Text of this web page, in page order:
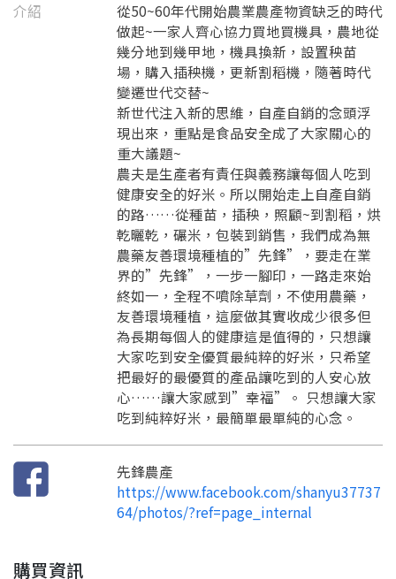
介紹
從50~60年代開始農業農產物資缺乏的時代
做起~一家人齊心協力買地買機具，農地從
幾分地到幾甲地，機具換新，設置秧苗
場，購入插秧機，更新割稻機，隨著時代
變遷世代交替~
新世代注入新的思維，自產自銷的念頭浮
現出來，重點是食品安全成了大家關心的
重大議題~
農夫是生產者有責任與義務讓每個人吃到
健康安全的好米。所以開始走上自產自銷
的路……從種苗，插秧，照顧~到割稻，烘
乾曬乾，碾米，包裝到銷售，我們成為無
農藥友善環境種植的”先鋒”，要走在業
界的”先鋒”，一步一腳印，一路走來始
終如一，全程不噴除草劑，不使用農藥，
友善環境種植，這麼做其實收成少很多但
為長期每個人的健康這是值得的，只想讓
大家吃到安全優質最純粹的好米，只希望
把最好的最優質的產品讓吃到的人安心放
心……讓大家感到”幸福”。 只想讓大家
吃到純粹好米，最簡單最單純的心念。
先鋒農產
https://www.facebook.com/shanyu37737
64/photos/?ref=page_internal
購買資訊
要註冊嗎？
嗨~這個 LINE 帳號還沒有註冊過，
只要驗證手機號碼就能完成註冊。
您要繼續嗎？
返回 繼續註冊
請加入LINE好友
請掃描或點擊 QR code
加入「嘉義優鮮」LINE 好友，
才能繼續註冊喔。
點擊加入 LINE 好友
返回 繼續註冊
註冊完成
註冊完成了！
開始填寫申請資料吧~
填寫申請資料
返回首頁
訊息
確認
要申請新產品嗎？
您的申請資料正在等候審查中，
要申請新產品嗎？
查看申請進度 申請新產品
返回首頁
要看申請秘笈嗎？
想知道怎麼做更容易通過審核嗎？
看看申請教學吧！
如果你已經準備好了，
點擊「直接申請」按鈕開始填寫申請表。
直接申請 看密笈
返回首頁